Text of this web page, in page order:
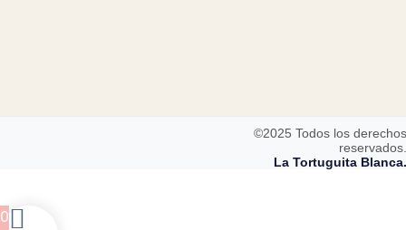
©2025 Todos los derechos
reservados.
La Tortuguita Blanca.
0